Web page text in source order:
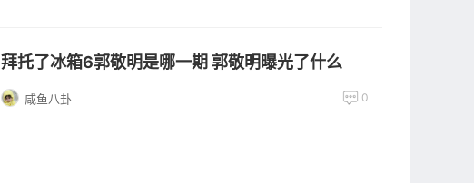
拜托了冰箱6郭敬明是哪一期 郭敬明曝光了什么
咸鱼八卦 0